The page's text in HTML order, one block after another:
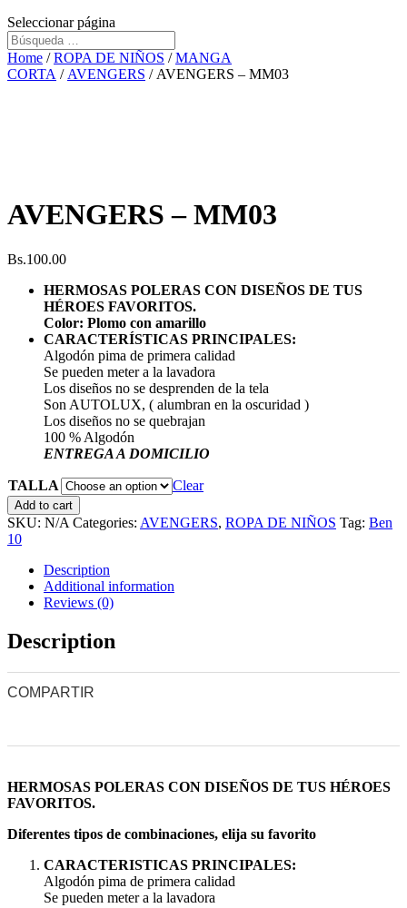
Seleccionar página
Home /ROPA DE NIÑOS /MANGA
CORTA / AVENGERS / AVENGERS – MM03
AVENGERS – MM03
Bs.100.00
HERMOSAS POLERAS CON DISEÑOS DE TUS
HÉROES FAVORITOS.
Color: Plomo con amarillo
CARACTERÍSTICAS PRINCIPALES:
Algodón pima de primera calidad
Se pueden meter a la lavadora
Los diseños no se desprenden de la tela
Son AUTOLUX, ( alumbran en la oscuridad )
Los diseños no se quebrajan
100 % Algodón
ENTREGA A DOMICILIO
TALLA
Clear
AVENGERS
-
MM03
Add to cart
SKU: N/A Categories: AVENGERS, ROPA DE NIÑOS Tag: Ben
10
Description
Additional information
Reviews (0)
Description
COMPARTIR
HERMOSAS POLERAS CON DISEÑOS DE TUS HÉROES
FAVORITOS.
Diferentes tipos de combinaciones, elija su favorito
CARACTERISTICAS PRINCIPALES:
Algodón pima de primera calidad
Se pueden meter a la lavadora